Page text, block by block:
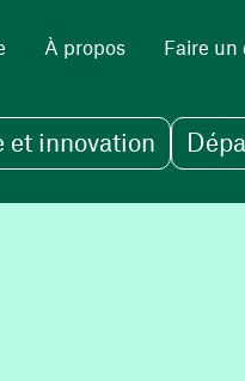
À propos Faire un
et innovation